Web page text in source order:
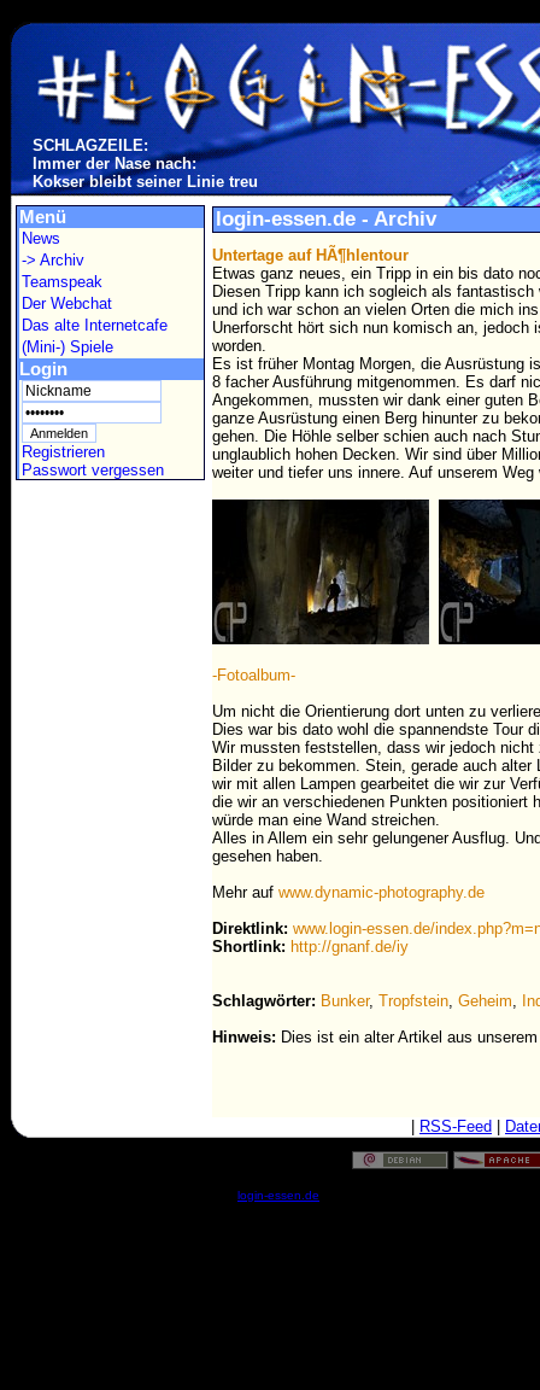
SCHLAGZEILE:
Immer der Nase nach:
Kokser bleibt seiner Linie treu
Menü
News
-> Archiv
Teamspeak
Der Webchat
Das alte Internetcafe
(Mini-) Spiele
Login
Registrieren
Passwort vergessen
login-essen.de - Archiv
Untertage auf HÃ¶hlentour
Etwas ganz neues, ein Tripp in ein bis dato
Diesen Tripp kann ich sogleich als
und ich war schon an vielen Orten die mich
Unerforscht hört sich nun komisch an,
worden.
Es ist früher Montag Morgen, die Ausrüstung
8 facher Ausführung mitgenommen. Es darf
Angekommen, mussten wir dank einer guten
ganze Ausrüstung einen Berg hinunter zu
gehen. Die Höhle selber schien auch nach
unglaublich hohen Decken. Wir sind über
weiter und tiefer uns innere. Auf unserem
-Fotoalbum-
Um nicht die Orientierung dort unten zu
Dies war bis dato wohl die spannendste Tour
Wir mussten feststellen, dass wir jedoch
Bilder zu bekommen. Stein, gerade auch
wir mit allen Lampen gearbeitet die wir zur
die wir an verschiedenen Punkten positioniert
würde man eine Wand streichen.
Alles in Allem ein sehr gelungener Ausflug.
gesehen haben.
Mehr auf www.dynamic-photography.de
Direktlink: www.login-essen.de/
Shortlink: http://gnanf.de/iy
Schlagwörter: Bunker, Tropfstein, Geheim,
Hinweis: Dies ist ein alter Artikel aus unserem
RSS-Feed
login-essen.de